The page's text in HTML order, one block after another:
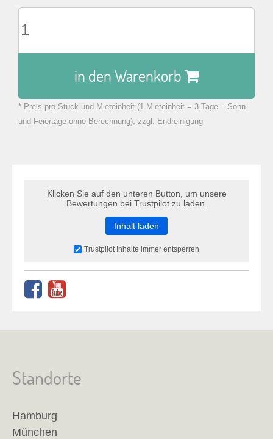
in den Warenkorb
zu Warenkorb hinzugefügt.
* Preis pro Stück und Mieteinheit (1 Mieteinheit = 3 Tage – Sonn-
und Feiertage ohne Berechnung), zzgl. Endreinigung
Klicken Sie auf den unteren Button, um unsere
Bewertungen bei Trustpilot zu laden.
Inhalt laden
Trustpilot Inhalte immer entsperren
Standorte
Hamburg
München